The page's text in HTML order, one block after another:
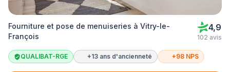
Fourniture et pose de menuiseries à Vitry-le-
François
4,9
102 avis
QUALIBAT-RGE +13 ans d'ancienneté +98 NPS